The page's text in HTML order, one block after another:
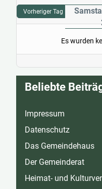
Vorheriger Tag
Es wurden
Beliebte
Impressum
Datenschutz
Das Gemeindehaus
Der Gemeinderat
Heimat- und